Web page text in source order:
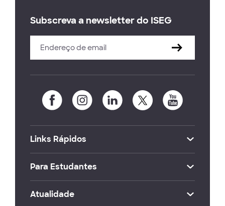
Subscreva a newsletter do ISEG
Links Rápidos
Para Estudantes
Atualidade